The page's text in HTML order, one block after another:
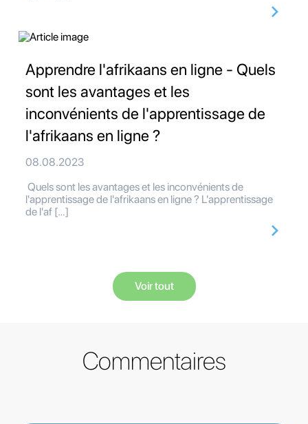
Apprendre l'afrikaans en ligne - Quels
sont les avantages et les
inconvénients de l'apprentissage de
l'afrikaans en ligne ?
08.08.2023
Quels sont les avantages et les inconvénients de
l'apprentissage de l'afrikaans en ligne ? L'apprentissage
de l'af […]
Voir tout
Commentaires